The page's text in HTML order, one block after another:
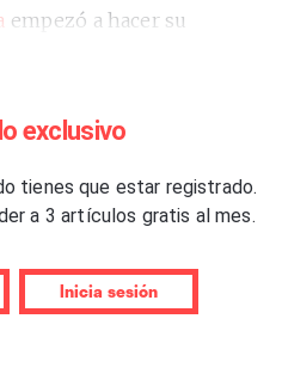
empezó a hacer su
de 2025, la de
vida, en otro planeta.
peor.“Todas
emulando a Björk –sus
ahogado, sus rasgados,
exclusivo
tienes que estar registrado.
a 3 artículos gratis al mes.
Inicia sesión